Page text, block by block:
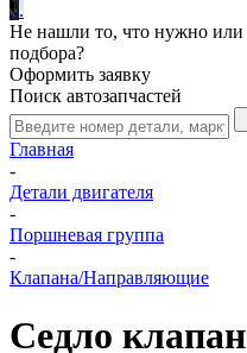
...
Не нашли то, что нужно или
подбора?
Оформить заявку
Поиск автозапчастей
Главная
-
Детали двигателя
-
Поршневая группа
-
Клапана/Направляющие
Седло